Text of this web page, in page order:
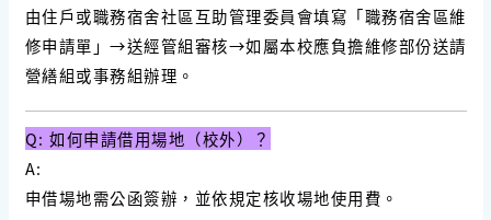
由住戶或職務宿舍社區互助管理委員會填寫「職務宿舍區維
修申請單」 →送經管組審核→如屬本校應負擔維修部份送請
營繕組或事務組辦理。
Q: 如何申請借用場地（校外）？
A:
申借場地需公函簽辦，並依規定核收場地使用費。